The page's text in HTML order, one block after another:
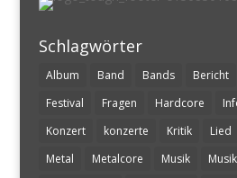
Schlagwörter
Album Band Bands Bericht
Festival
Fragen Hardcore
Konzert
konzerte Kritik Lied
Metal
Metalcore Musik